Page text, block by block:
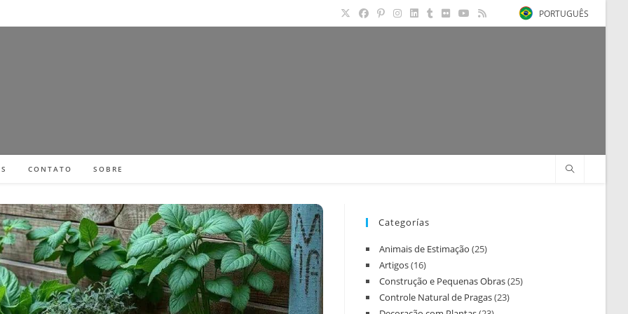
PORTUGUÊS
CONTATO SOBRE
Categorías
Animais de Estimação (25)
Artigos(16)
Construção e Pequenas Obras(25)
Controle Natural de Pragas(23)